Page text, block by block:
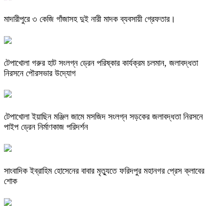
মাদারীপুরে ৩ কেজি গাঁজাসহ দুই নারী মাদক ব্যবসায়ী গ্রেফতার।
টেপাখোলা গরুর হাট সংলগ্ন ড্রেন পরিষ্কার কার্যক্রম চলমান, জলাবদ্ধতা
নিরসনে পৌরসভার উদ্যোগ
টেপাখোলা ইয়াছিন মঞ্জিল জামে মসজিদ সংলগ্ন সড়কের জলাবদ্ধতা নিরসনে
পাইপ ড্রেন নির্মাণকাজ পরিদর্শন
সাংবাদিক ইব্রাহিম হোসেনের বাবার মৃত্যুতে ফরিদপুর মহানগর প্রেস ক্লাবের
শোক